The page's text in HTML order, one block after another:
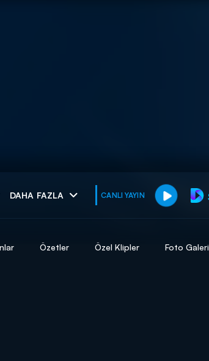
DAHA FAZLA CANLI YAYIN
muhteşem ikili
Özetler Özel Klipler Foto Galeri